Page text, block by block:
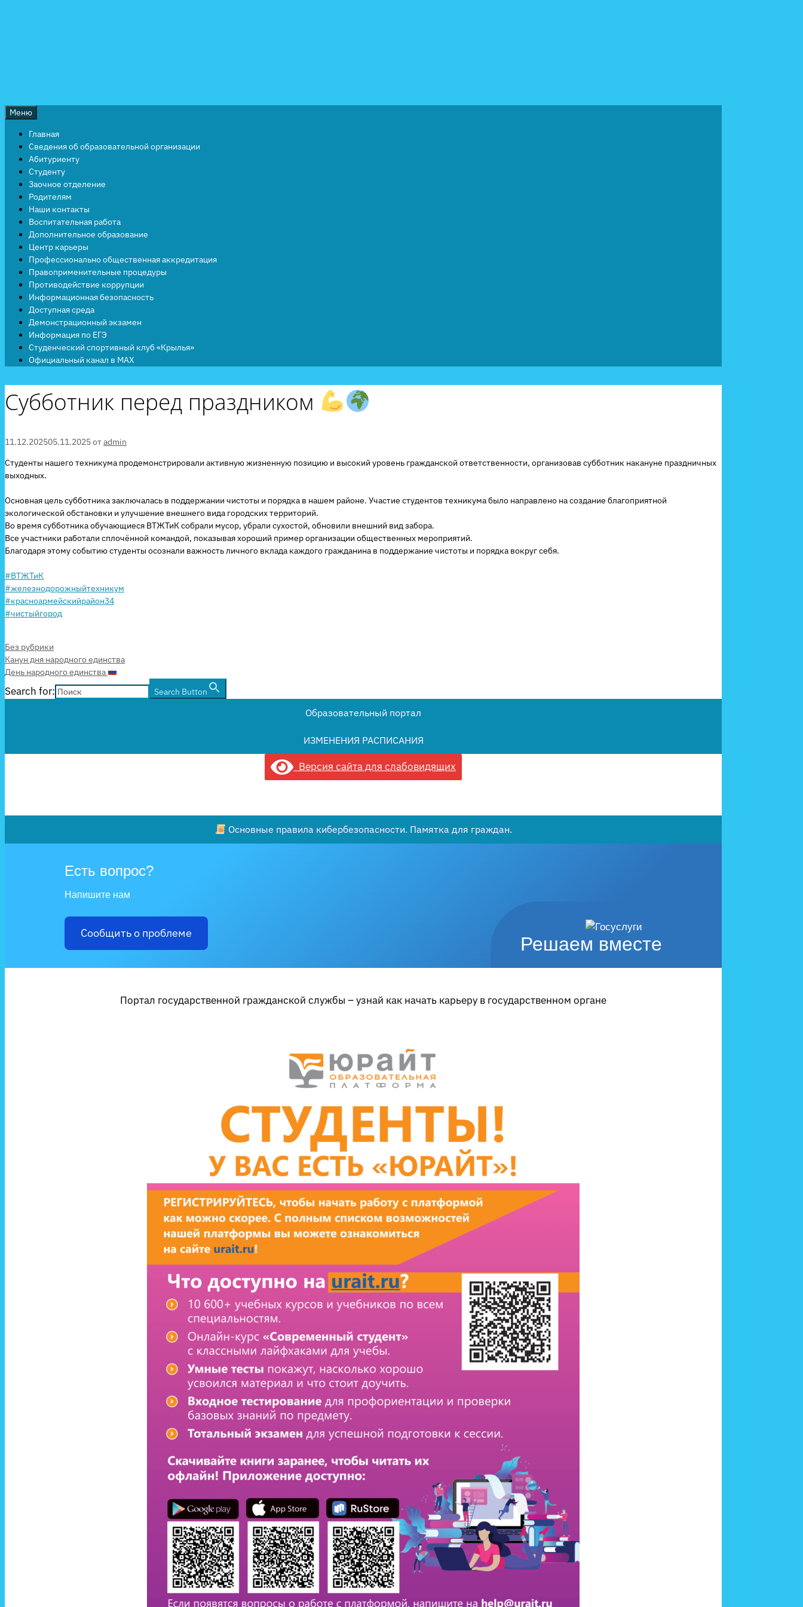
Меню
Главная
Сведения об образовательной организации
Абитуриенту
Студенту
Заочное отделение
Родителям
Наши контакты
Воспитательная работа
Дополнительное образование
Центр карьеры
Профессионально общественная аккредитация
Правоприменительные процедуры
Противодействие коррупции
Информационная безопасность
Доступная среда
Демонстрационный экзамен
Информация по ЕГЭ
Студенческий спортивный клуб «Крылья»
Официальный канал в MAX
Субботник перед праздником
11.12.202505.11.2025отadmin
Студенты нашего техникума продемонстрировали активную жизненную позицию и высокий уровень гражданской ответственности, организовав субботник накануне праздничных
выходных.
Основная цель субботника заключалась в поддержании чистоты и порядка в нашем районе. Участие студентов техникума было направлено на создание благоприятной
экологической обстановки и улучшение внешнего вида городских территорий.
Во время субботника обучающиеся ВТЖТиК собрали мусор, убрали сухостой, обновили внешний вид забора.
Все участники работали сплочённой командой, показывая хороший пример организации общественных мероприятий.
Благодаря этому событию студенты осознали важность личного вклада каждого гражданина в поддержание чистоты и порядка вокруг себя.
#ВТЖТиК
#железнодорожныйтехникум
#красноармейскийрайон34
#чистыйгород
Рубрики
Без рубрики
Канун дня народного единства
День народного единства
Search for: Search Button
Образовательный портал
ИЗМЕНЕНИЯ РАСПИСАНИЯ
Версия сайта для слабовидящих
Основные правила кибербезопасности. Памятка для граждан.
Решаем вместе
Есть вопрос?
Напишите нам
Сообщить о проблеме
Портал государственной гражданской службы – узнай как начать карьеру в государственном органе